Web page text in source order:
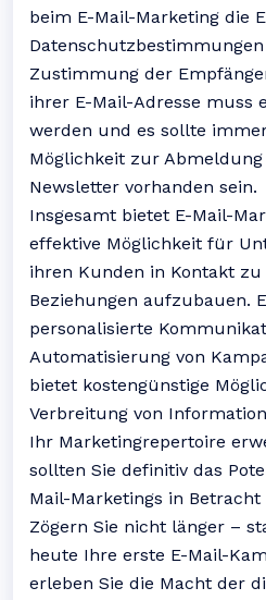
beim E-Mail-Marketing die
Zustimmung der
ihrer E-Mail-Adresse muss
werden und es sollte
Möglichkeit zur Abmeldung
Newsletter vorhanden sein.
Insgesamt bietet E-Mail-
effektive Möglichkeit für
ihren Kunden in Kontakt
Beziehungen aufzubauen.
personalisierte
Automatisierung von
bietet kostengünstige
Verbreitung von
Ihr Marketingrepertoire
sollten Sie definitiv das
Mail-Marketings in Betracht
Zögern Sie nicht länger –
heute Ihre erste E-Mail-
erleben Sie die Macht der